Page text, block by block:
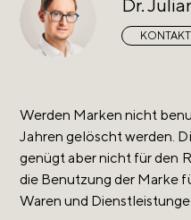
Dr.
KONTAKT
Werden Marken nicht
Jahren gelöscht werden.
genügt aber nicht für den
die Benutzung der Marke
Waren und